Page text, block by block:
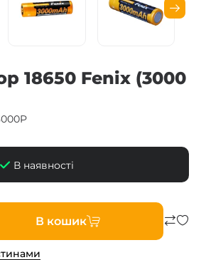
18650 Fenix (3000
В наявності
В кошик